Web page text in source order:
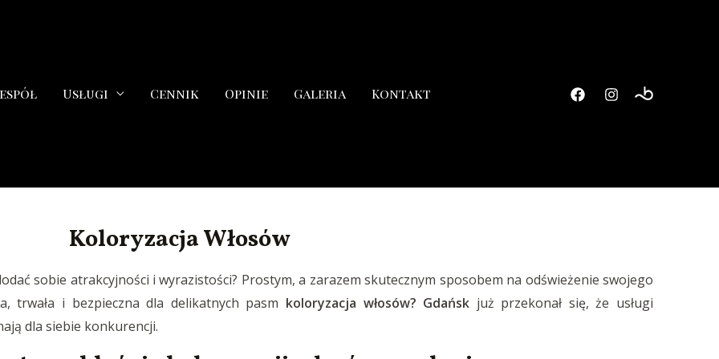
Usługi Cennik Opinie Galeria Kontakt
Koloryzacja Włosów
sobie atrakcyjności i wyrazistości? Prostym, a zarazem skutecznym sposobem na odświeżenie swojego
trwała i bezpieczna dla delikatnych pasm koloryzacja włosów? Gdańsk już przekonał się, że usługi
dla siebie konkurencji.